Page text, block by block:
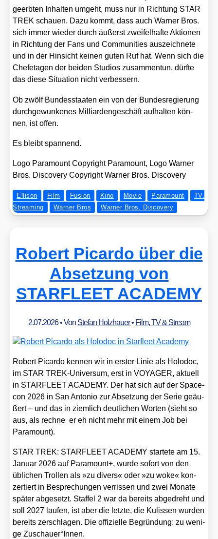
geerb­ten Inhal­ten umgeht, muss nur in Rich­tung STAR
TREK schau­en. Dazu kommt, dass auch War­ner Bros.
sich immer wie­der durch äußerst zwei­fel­haf­te Aktio­nen
in Rich­tung der Fans und Com­mu­ni­ties aus­zeich­ne­te
und in der Hin­sicht kei­nen guten Ruf hat. Wenn sich die
Chef­eta­gen der bei­den Stu­di­os zusam­men­tun, dürf­te
das die­se Situa­ti­on nicht ver­bes­sern.
Ob zwölf Bun­des­staa­ten ein von der Bun­des­re­gie­rung
durch­ge­wun­ke­nes Mil­li­ar­den­ge­schäft auf­hal­ten kön­
nen, ist offen.
Es bleibt span­nend.
Logo Para­mount Copy­right Para­mount, Logo War­ner
Bros. Dis­co­very Copy­right War­ner Bros. Dis­co­very
Ellison Film Fusion Kino Movie Paramount
TV.
Streaming
Warner Bros Warner Bros. Discovery
Robert Picardo über die
Absetzung von
STARFLEET ACADEMY
2.07.2026• Von Stefan Holzhauer• Film, TV & Stream
Robert Picar­do ken­nen wir in ers­ter Linie als Holo­doc,
im STAR TREK-Uni­ver­sum, erst in VOYAGER, aktu­ell
in STARFLEET ACADEMY. Der hat sich auf der Space­
con 2026 in San Anto­nio zur Abset­zung der Serie geäu­
ßert – und das in ziem­lich deut­li­chen Wor­ten (sieht so
aus, als rech­ne er eh nicht mehr mit einem Job bei
Para­mount).
STAR TREK: STARFLEET ACADEMY star­te­te am 15.
Janu­ar 2026 auf Para­mount+, wur­de sofort von den
übli­chen Trol­len als »zu divers« oder »zu woke« kon­
zer­tiert in Bespre­chun­gen ver­ris­sen und zwei Mona­te
spä­ter abge­setzt. Staf­fel 2 war da bereits abge­dreht und
soll 2027 lau­fen, ist aber die letz­te, die Kulis­sen wur­den
bereits zer­schla­gen. Die offi­zi­el­le Begrün­dung: zu weni­
ge Zuschauer°Innen.